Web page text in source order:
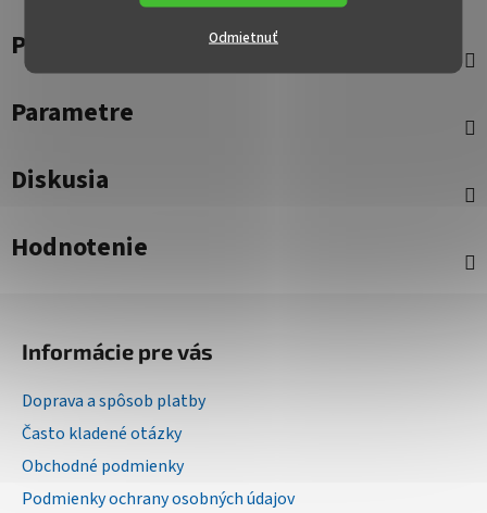
Odmietnuť
Popis
Parametre
Diskusia
Hodnotenie
Informácie pre vás
Doprava a spôsob platby
Často kladené otázky
Obchodné podmienky
Podmienky ochrany osobných údajov